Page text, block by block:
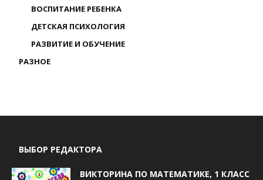
ВОСПИТАНИЕ РЕБЕНКА
ДЕТСКАЯ ПСИХОЛОГИЯ
РАЗВИТИЕ И ОБУЧЕНИЕ
РАЗНОЕ
ВЫБОР РЕДАКТОРА
ВИКТОРИНА ПО МАТЕМАТИКЕ, 1 КЛАСС